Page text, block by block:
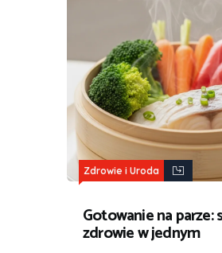
Zdrowie i Uroda
Gotowanie na parze:
zdrowie w jednym